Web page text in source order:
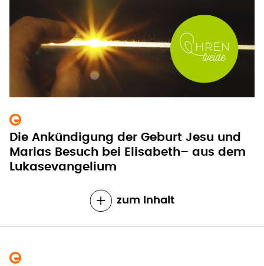
Die Ankündigung der Geburt Jesu und
Marias Besuch bei Elisabeth– aus dem
Lukasevangelium
zum Inhalt